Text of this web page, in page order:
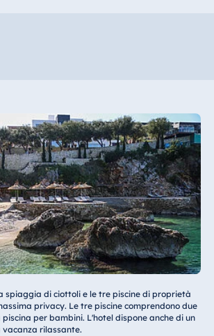
spiaggia di ciottoli e le tre piscine di proprietà
privacy. Le tre piscine comprendono due
per bambini. L'hotel dispone anche di un
rilassante.